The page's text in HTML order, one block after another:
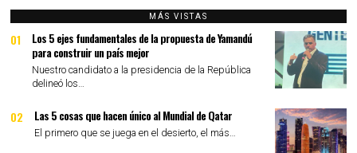
MÁS VISTAS
01
Los 5 ejes fundamentales de la propuesta de Yamandú
para construir un país mejor
Nuestro candidato a la presidencia de la República
delineó los…
02 Las 5 cosas que hacen único al Mundial de Qatar
El primero que se juega en el desierto, el más…